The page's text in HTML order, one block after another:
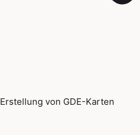
Erstellung von GDE-Karten